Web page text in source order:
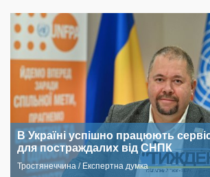
В Україні успішно працюють
для постраждалих від СНПК
Тростянеччина / Експертна думка